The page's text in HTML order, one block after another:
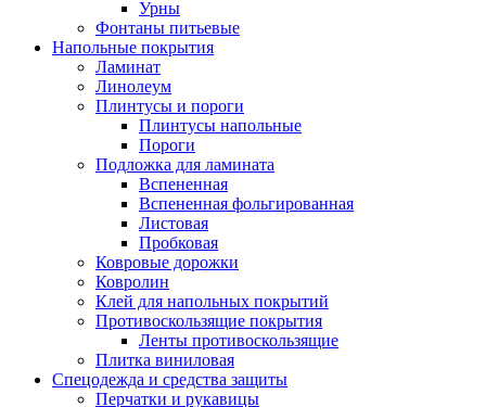
Урны
Фонтаны питьевые
Напольные покрытия
Ламинат
Линолеум
Плинтусы и пороги
Плинтусы напольные
Пороги
Подложка для ламината
Вспененная
Вспененная фольгированная
Листовая
Пробковая
Ковровые дорожки
Ковролин
Клей для напольных покрытий
Противоскользящие покрытия
Ленты противоскользящие
Плитка виниловая
Спецодежда и средства защиты
Перчатки и рукавицы